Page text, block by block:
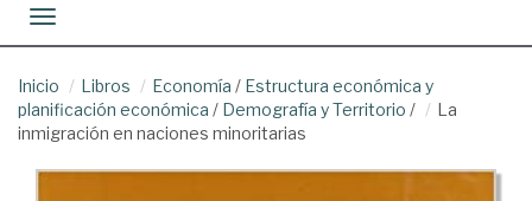
Toggle navigation
Inicio Libros Economía / Estructura económica y
planificación económica / Demografía y Territorio /
La
inmigración en naciones minoritarias